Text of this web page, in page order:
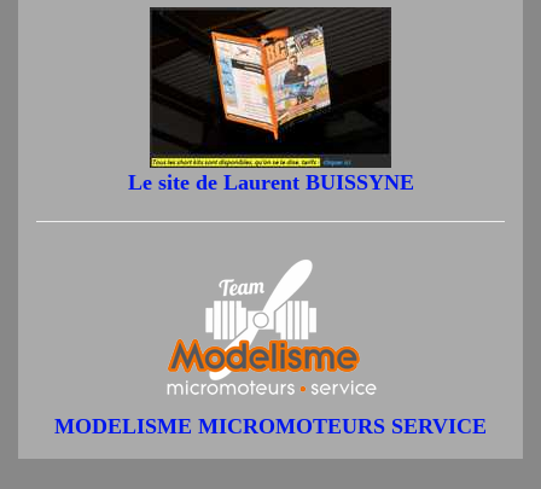
Le site de Laurent BUISSYNE
MODELISME MICROMOTEURS SERVICE